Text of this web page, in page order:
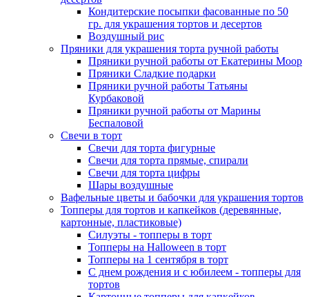
Кондитерские посыпки фасованные по 50
гр. для украшения тортов и десертов
Воздушный рис
Пряники для украшения торта ручной работы
Пряники ручной работы от Екатерины Моор
Пряники Сладкие подарки
Пряники ручной работы Татьяны
Курбаковой
Пряники ручной работы от Марины
Беспаловой
Свечи в торт
Свечи для торта фигурные
Свечи для торта прямые, спирали
Свечи для торта цифры
Шары воздушные
Вафельные цветы и бабочки для украшения тортов
Топперы для тортов и капкейков (деревянные,
картонные, пластиковые)
Силуэты - топперы в торт
Топперы на Halloween в торт
Топперы на 1 сентября в торт
С днем рождения и с юбилеем - топперы для
тортов